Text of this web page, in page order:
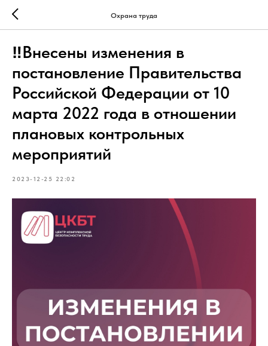
Охрана труда
‼Внесены изменения в
постановление Правительства
Российской Федерации от 10
марта 2022 года в отношении
плановых контрольных
мероприятий
2023-12-25 22:02